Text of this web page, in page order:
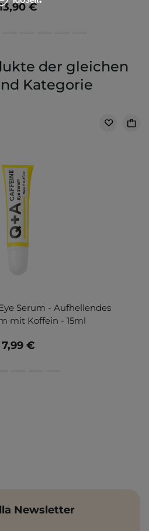
€
der gleichen
Kategorie
Serum - Aufhellendes
mit Koffein - 15ml
7,99 €
Newsletter